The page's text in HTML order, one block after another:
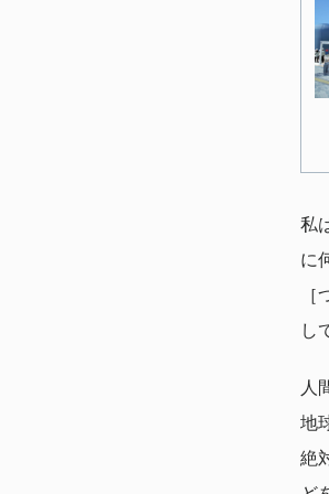
私
に
し
人
地
絶